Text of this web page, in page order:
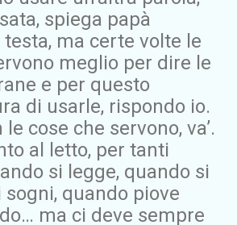
spiega papà
ma certe volte le
meglio per dire le
e per questo
di usarle, rispondo io.
cose che servono, va’.
al letto, per tanti
si legge, quando si
quando piove
ma ci deve sempre